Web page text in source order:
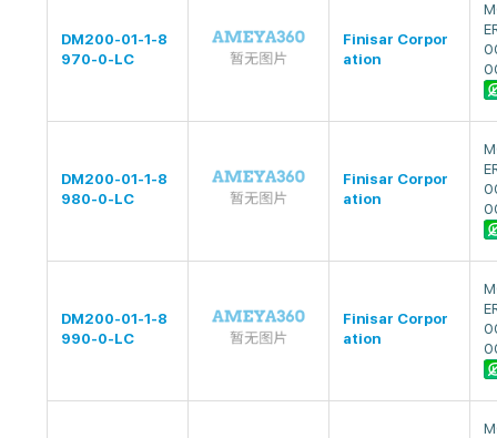
DM200-01-1-8
970-0-LC
Finisar Corpor
ation
DM200-01-1-8
980-0-LC
Finisar Corpor
ation
DM200-01-1-8
990-0-LC
Finisar Corpor
ation